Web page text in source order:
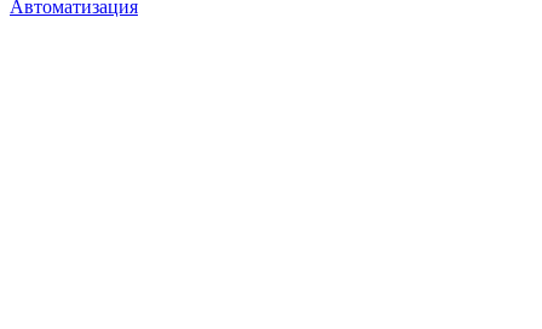
Автоматизация